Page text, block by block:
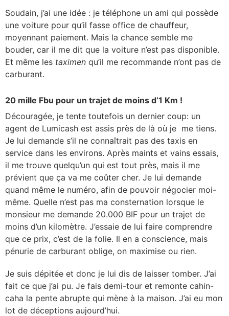
Soudain, j’ai une idée : je téléphone un ami qui possède
une voiture pour qu’il fasse office de chauffeur,
moyennant paiement. Mais la chance semble me
bouder, car il me dit que la voiture n’est pas disponible.
Et même les taximen qu’il me recommande n’ont pas de
carburant.
20 mille Fbu pour un trajet de moins d’1 Km !
Découragée, je tente toutefois un dernier coup: un
agent de Lumicash est assis près de là où je me tiens.
Je lui demande s’il ne connaîtrait pas des taxis en
service dans les environs. Après maints et vains essais,
il me trouve quelqu’un qui est tout près, mais il me
prévient que ça va me coûter cher. Je lui demande
quand même le numéro, afin de pouvoir négocier moi-
même. Quelle n’est pas ma consternation lorsque le
monsieur me demande 20.000 BIF pour un trajet de
moins d’un kilomètre. J’essaie de lui faire comprendre
que ce prix, c’est de la folie. Il en a conscience, mais
pénurie de carburant oblige, on maximise ou rien.
Je suis dépitée et donc je lui dis de laisser tomber. J’ai
fait ce que j’ai pu. Je fais demi-tour et remonte cahin-
caha la pente abrupte qui mène à la maison. J’ai eu mon
lot de déceptions aujourd’hui.